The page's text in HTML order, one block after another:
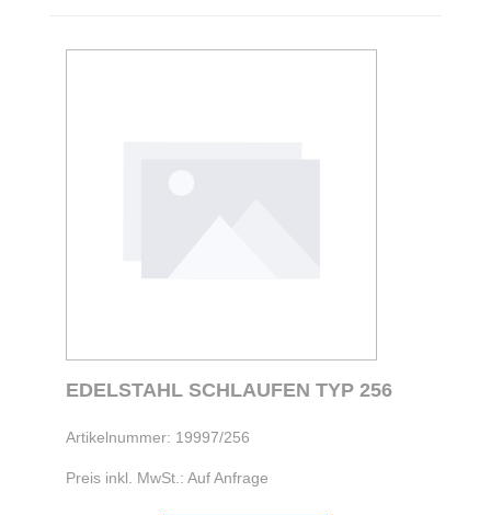
EDELSTAHL SCHLAUFEN TYP 256
Artikelnummer: 19997/256
Preis inkl. MwSt.: Auf Anfrage